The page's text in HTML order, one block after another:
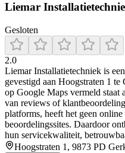
Liemar
Gesloten
2.0
Liemar Installatietechniek is
gevestigd aan Hoogstraten 1
op Google Maps vermeld staat
van reviews of
platforms, heeft het geen
beoordelingssites. Daardoor
hun servicekwaliteit,
Hoogstraten 1, 9873 PD